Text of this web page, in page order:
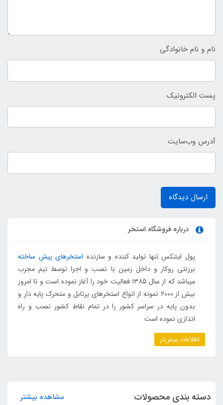
نام و نام خانوادگی
پست الکترونیک
آدرس وب‌سایت
ارسال دیدگاه
درباره فروشگاه استخر
پول اینتکس تنها تولید کننده و سازنده استخرهای پیش ساخته
برزنتی روکار و داخل زمین با نصب و اجرا توسط تیم مجرب
میباشد که از سال ۱۳۸۵ فعالیت خود را آغاز نموده است و تا امروز
بیش از ۲۰۰۰ نمونه از انواع استخرهای پرتابل و متحرک پایه دار و
بدون پایه در سراسر کشور را در تمام نقاط کشور نصب و راه
اندازی نموده است
اطلاعات بیش‌تر
دسته بندی محصولات مشاهده بیشتر